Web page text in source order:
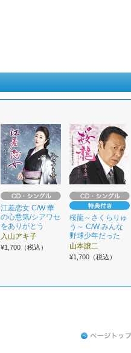
江差恋女 C/W 華
の心意気/シアワセ
をありがとう
入山アキ子
¥1,700（税込）
桜龍～さくらりゅ
う～ C/W みんな
野球少年だった
山本譲二
¥1,700（税込）